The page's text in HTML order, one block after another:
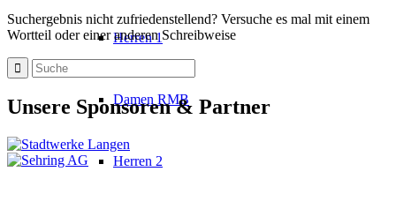
Herren 1
Damen RMB
Herren 2
Suchergebnis nicht zufriedenstellend? Versuche es mal mit einem
Wortteil oder einer anderen Schreibweise
Unsere Sponsoren & Partner